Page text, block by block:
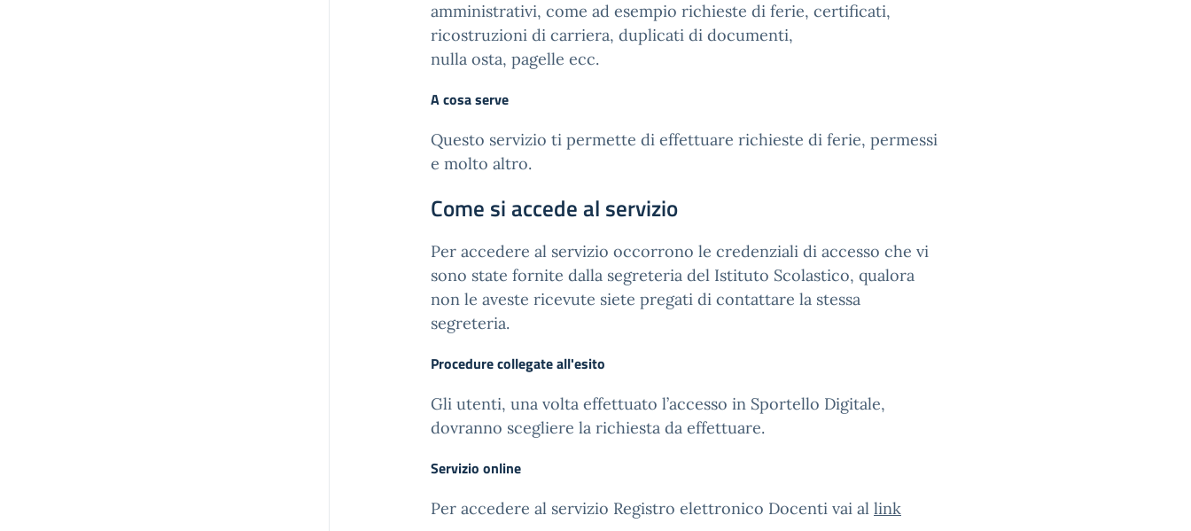
amministrativi, come ad esempio richieste di ferie, certificati,
ricostruzioni di carriera, duplicati di documenti,
nulla osta, pagelle ecc.
A cosa serve
Questo servizio ti permette di effettuare richieste di ferie, permessi
e molto altro.
Come si accede al servizio
Per accedere al servizio occorrono le credenziali di accesso che vi
sono state fornite dalla segreteria del Istituto Scolastico, qualora
non le aveste ricevute siete pregati di contattare la stessa
segreteria.
Procedure collegate all'esito
Gli utenti, una volta effettuato l’accesso in Sportello Digitale,
dovranno scegliere la richiesta da effettuare.
Servizio online
Per accedere al servizio Registro elettronico Docenti vai al link